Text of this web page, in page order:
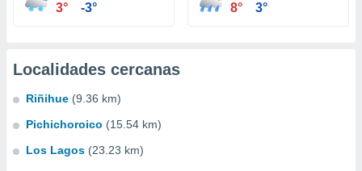
3° -3° 8° 3°
Localidades cercanas
Riñihue (9.36 km)
Pichichoroico (15.54 km)
Los Lagos (23.23 km)